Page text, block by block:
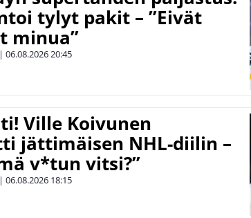
tylyt pakit – ”Eivät
minua”
| 06.08.202620:45
Ville Koivunen
jättimäisen NHL-diilin –
v*tun vitsi?”
| 06.08.2026 18:15